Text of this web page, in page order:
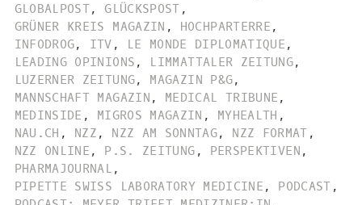
GLOBALPOST, GLÜCKSPOST ,
GRÜNER KREIS MAGAZIN , HOCHPARTERRE ,
INFODROG, ITV , LE MONDE DIPLOMATIQUE ,
LEADING OPINIONS , LIMMATTALER ZEITUNG,
LUZERNER ZEITUNG, MAGAZIN P&G,
MANNSCHAFT MAGAZIN , MEDICAL TRIBUNE ,
MEDINSIDE , MIGROS MAGAZIN , MYHEALTH ,
NAU.CH , NZZ , NZZ AM SONNTAG, NZZ FORMAT ,
NZZ ONLINE , P.S. ZEITUNG , PERSPEKTIVEN ,
PHARMAJOURNAL ,
PIPETTE SWISS LABORATORY MEDICINE , PODCAST ,